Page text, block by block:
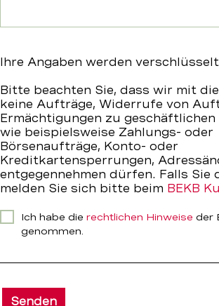
Ihre Angaben werden
Bitte beachten Sie, dass wir mit
keine Aufträge, Widerrufe von
Ermächtigungen zu
wie beispielsweise Zahlungs- oder
Börsenaufträge, Konto- oder
Kreditkartensperrungen,
entgegennehmen dürfen. Falls Sie
melden Sie sich bitte beim BEKB
Ich habe die rechtlichen Hinweise der
genommen.
Senden